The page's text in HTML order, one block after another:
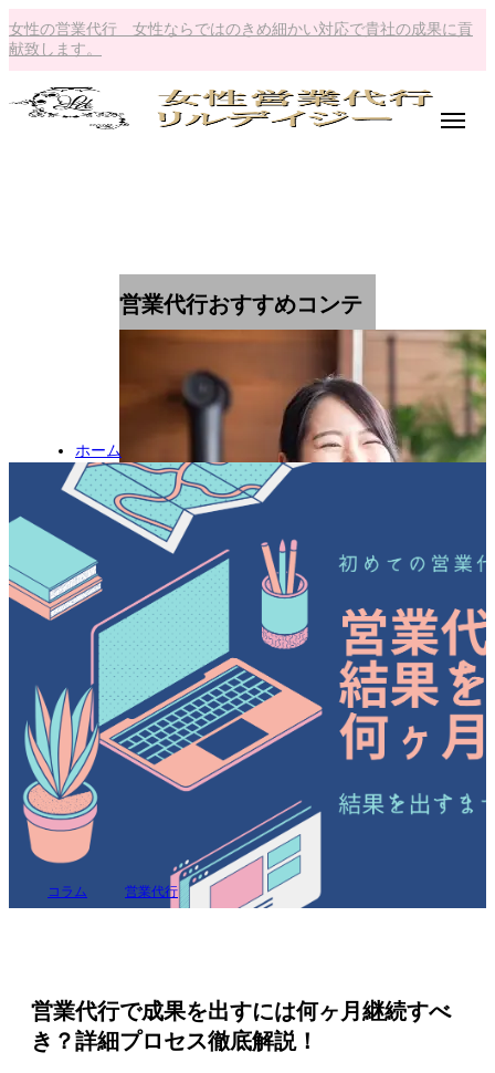
女性の営業代行 女性ならではのきめ細かい対応で貴社の成果に貢
献致します。
営業代行おすすめコンテ
ホーム
投稿
コラム
営業代行で成果を出すには何ヶ月継続すべき？詳細プロ
セス徹底解説！
コラム 営業代行
営業代行で成果を出すには何ヶ月継続すべ
き？詳細プロセス徹底解説！